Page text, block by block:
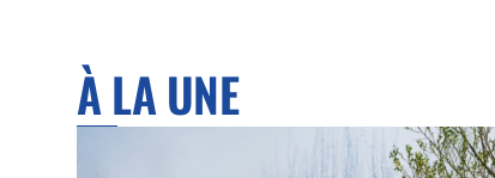
À LA UNE